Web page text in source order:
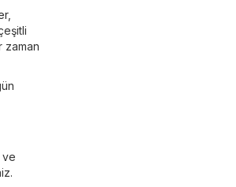
,
zaman
ve